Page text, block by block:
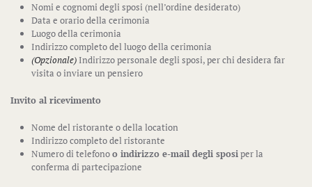
Nomi e cognomi degli sposi (nell’ordine desiderato)
Data e orario della cerimonia
Luogo della cerimonia
Indirizzo completo del luogo della cerimonia
(Opzionale) Indirizzo personale degli sposi, per chi desidera far
visita o inviare un pensiero
Invito al ricevimento
Nome del ristorante o della location
Indirizzo completo del ristorante
Numero di telefonoo indirizzo e-mail degli sposiper la
conferma di partecipazione